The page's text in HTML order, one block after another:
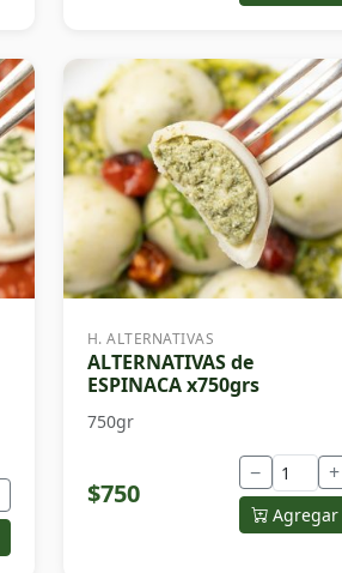
H. ALTERNATIVAS
ALTERNATIVAS de
ESPINACA x750grs
750gr
$750
− +
Agregar